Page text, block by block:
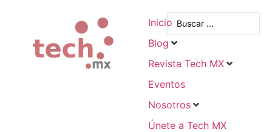
Inicio
Blog
Revista Tech MX
Eventos
Nosotros
Únete a Tech MX